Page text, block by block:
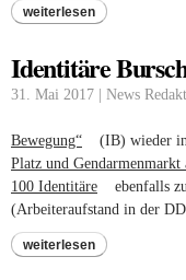
weiterlesen
Identitäre
31. Mai 2017 | News
Bewegung“ (link is external)
(IB) wieder
Platz und Gendarmenmarkt
100 Identitäre (link is
ebenfalls
(Arbeiteraufstand in der
weiterlesen